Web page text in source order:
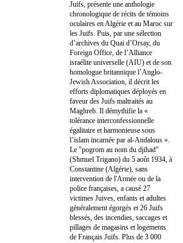
Juifs, présente une anthologie
chronologique de récits de témoins
oculaires en Algérie et au Maroc sur
les Juifs. Puis, par une sélection
d’archives du Quai d’Orsay, du
Foreign Office, de l’Alliance
israélite universelle (AIU) et de son
homologue britannique l’Anglo-
Jewish Association, il décrit les
efforts diplomatiques déployés en
faveur des Juifs maltraités au
Maghreb. Il démythifie la «
tolérance interconfessionnelle
égalitaire et harmonieuse sous
l’islam incarnée par al-Andalous ».
Le "pogrom au nom du djihad"
(Shmuel Trigano) du 5 août 1934, à
Constantine (Algérie), sans
intervention de l'Armée ou de la
police françaises, a causé 27
victimes Juives, enfants et adultes
généralement égorgés et 26 Juifs
blessés, des incendies, saccages et
pillages de magasins et logements
de Français Juifs. Plus de 3 000